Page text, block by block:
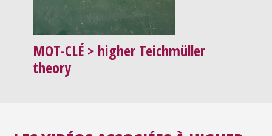
MOT-CLÉ > higher Teichmüller
theory